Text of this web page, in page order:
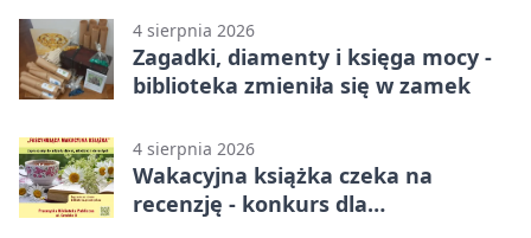
4 sierpnia 2026
Zagadki, diamenty i księga mocy -
biblioteka zmieniła się w zamek
4 sierpnia 2026
Wakacyjna książka czeka na
recenzję - konkurs dla